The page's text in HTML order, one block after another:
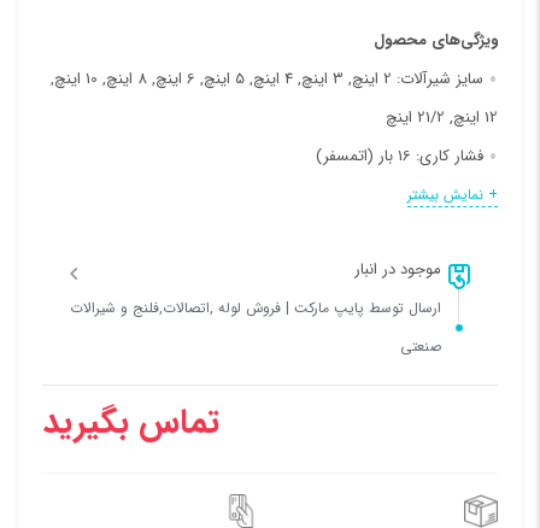
ویژگی‌های محصول
سایز شیرآلات:
2 اینچ, 3 اینچ, 4 اینچ, 5 اینچ, 6 اینچ, 8 اینچ, 10 اینچ,
12 اینچ, 21/2 اینچ
فشار کاری: 16 بار (اتمسفر)
نوع دیسک:
+ نمایش بیشتر
موجود در انبار
ارسال توسط پایپ مارکت | فروش لوله ,اتصالات,فلنج و شیرالات
صنعتی
تماس بگیرید